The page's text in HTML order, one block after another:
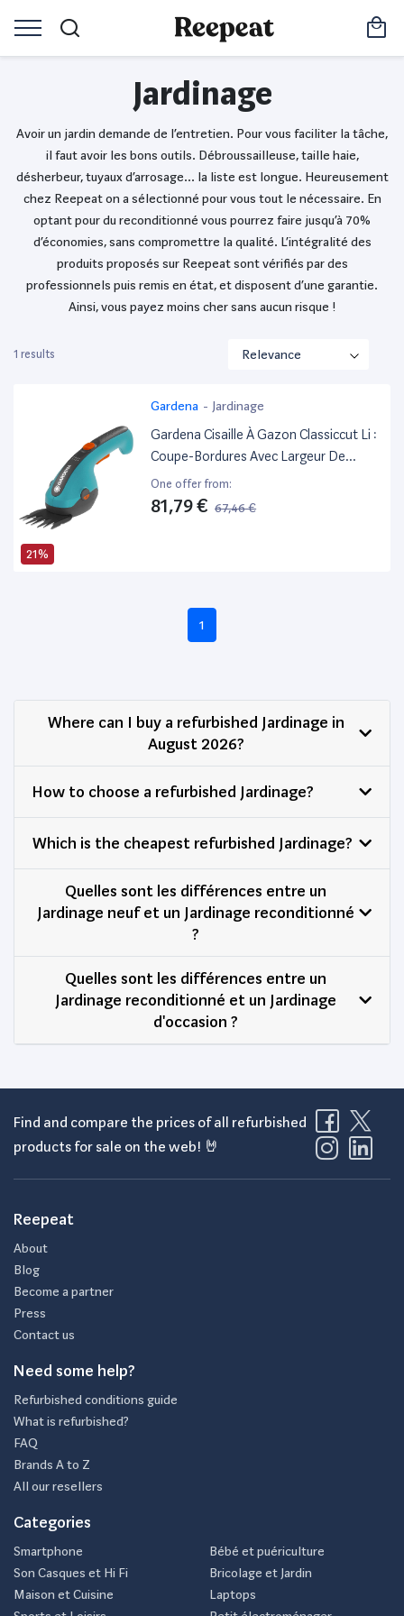
Jardinage
Avoir un jardin demande de l’entretien. Pour vous faciliter la tâche,
il faut avoir les bons outils. Débroussailleuse, taille haie,
désherbeur, tuyaux d’arrosage… la liste est longue. Heureusement
chez Reepeat on a sélectionné pour vous tout le nécessaire. En
optant pour du reconditionné vous pourrez faire jusqu’à 70%
d’économies, sans compromettre la qualité. L’intégralité des
produits proposés sur Reepeat sont vérifiés par des
professionnels puis remis en état, et disposent d’une garantie.
Ainsi, vous payez moins cher sans aucun risque !
1 results
21%
Gardena - Jardinage
Gardena Cisaille À Gazon Classiccut Li :
Coupe-Bordures Avec Largeur De
Coupe De 8 Cm, Poignée Confort,
Changement De Lame Sans Outil
One offer from:
81,79 € 67,46 €
1
Where can I buy a refurbished Jardinage in
August 2026?
How to choose a refurbished Jardinage?
Which is the cheapest refurbished Jardinage?
Quelles sont les différences entre un
Jardinage neuf et un Jardinage reconditionné
?
Quelles sont les différences entre un
Jardinage reconditionné et un Jardinage
d'occasion ?
Find and compare the prices of all refurbished
products for sale on the web! 🤘
Reepeat
About
Blog
Become a partner
Press
Contact us
Need some help?
Refurbished conditions guide
What is refurbished?
FAQ
Brands A to Z
All our resellers
Categories
Smartphone
Son Casques et Hi Fi
Maison et Cuisine
Bébé et puériculture
Bricolage et Jardin
Laptops